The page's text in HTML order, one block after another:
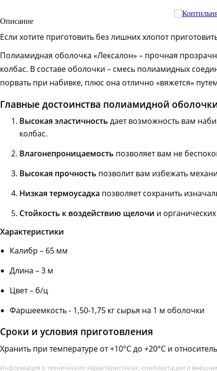
Описание
Если хотите приготовить без лишних хлопот
Полиамидная оболочка «Лексалон» – прочная
колбас. В составе оболочки – смесь полиамидных
порвать при набивке, плюс она отлично «вяжется»
Главные достоинства полиамидной
Высокая эластичность дает возможность вам
колбас.
Влагонепроницаемость позволяет вам не
Высокая прочность позволит вам избежать
Низкая термоусадка позволяет сохранить
Стойкость к воздействию щелочи и
Характеристики
Калибр – 65 мм
Длина – 3 м
Цвет – б/ц
Фаршеемкость - 1,50-1,75 кг сырья на 1 м оболочки
Сроки и условия приготовления
Хранить при температуре от +10°С до +20°С и
Информация о технических характеристиках, комплектации и